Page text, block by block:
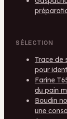
SÉLECTION
Trace de
pour
Farine
du pain
Boudin
une